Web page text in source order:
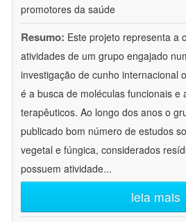
promotores da saúde
Resumo: Este projeto representa a
atividades de um grupo engajado
investigação de cunho internacional
é a busca de moléculas funcionais e
terapêuticos. Ao longo dos anos o
publicado bom número de estudos
vegetal e fúngica, considerados
possuem atividade...
leia mais